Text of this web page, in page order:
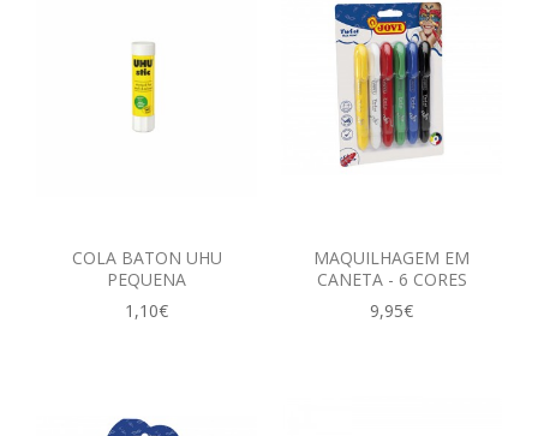
COLA BATON UHU
PEQUENA
1,10€
MAQUILHAGEM EM
CANETA - 6 CORES
9,95€